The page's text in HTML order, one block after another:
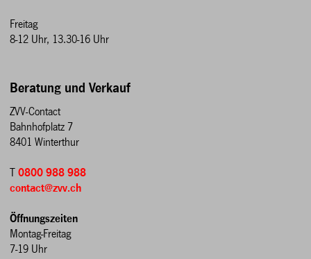
Freitag
8-12 Uhr, 13.30-16 Uhr
Beratung und Verkauf
ZVV-Contact
Bahnhofplatz 7
8401 Winterthur
T0800 988 988
contact@zvv.ch
Öffnungszeiten
Montag-Freitag
7-19 Uhr